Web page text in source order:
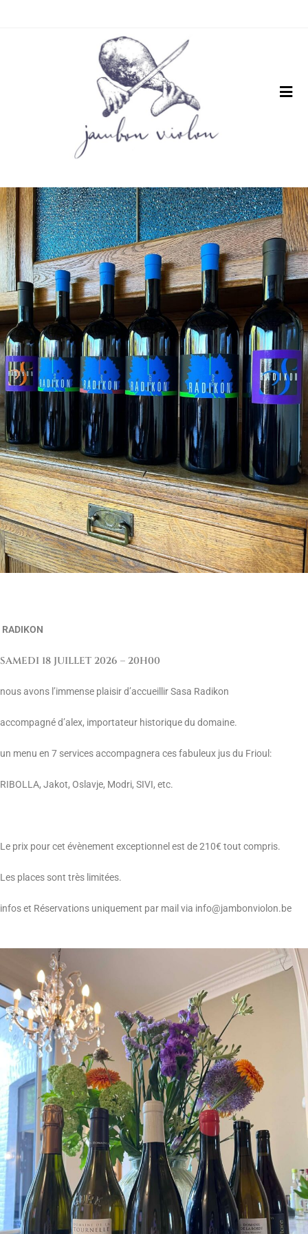
RADIKON
SAMEDI 18 JUILLET 2026 – 20H00
nous avons l’immense plaisir d’accueillir Sasa Radikon
accompagné d’alex, importateur historique du domaine.
un menu en 7 services accompagnera ces fabuleux jus du Frioul:
RIBOLLA, Jakot, Oslavje, Modri, SIVI, etc.
Le prix pour cet évènement exceptionnel est de 210€ tout compris.
Les places sont très limitées.
infos et Réservations uniquement par mail via info@jambonviolon.be